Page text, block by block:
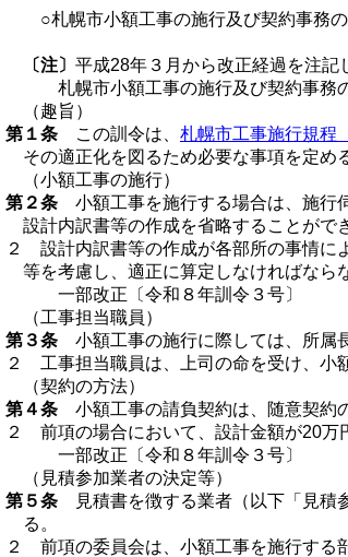
○札幌市小額工事の施行及び契約事務
〔注〕 平成28年３月から改正経過を注記
札幌市小額工事の施行及び契約事務
（趣旨）
第１条 この訓令は、 札幌市工事施行規程
その適正化を図るため必要な事項を定め
（小額工事の施行）
第２条 小額工事を施行する場合は、施行
設計内訳書等の作成を省略することがで
２ 設計内訳書等の作成が各部所の事情に
等を考慮し、適正に算定しなければなら
一部改正〔令和８年訓令３号〕
（工事担当職員）
第３条 小額工事の施行に際しては、所属
２ 工事担当職員は、上司の命を受け、小
（契約の方法）
第４条 小額工事の請負契約は、随意契約
２ 前項の場合において、設計金額が20万
一部改正〔令和８年訓令３号〕
（見積参加業者の決定等）
第５条 見積書を徴する業者（以下「見積
る。
２ 前項の委員会は、小額工事を施行する